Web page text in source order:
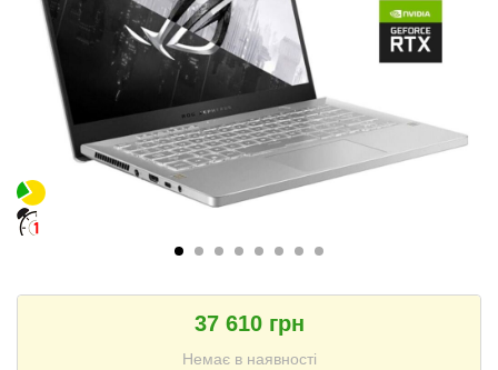
37 610 грн
Немає в наявності